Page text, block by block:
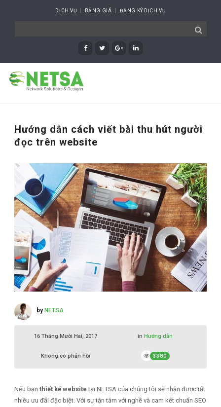
DỊCH VỤ BẢNG GIÁ ĐĂNG KÝ DỊCH VỤ
Hướng dẫn cách viết bài thu hút người
đọc trên website
by NETSA
16 Tháng Mười Hai, 2017 in Hướng dẫn
Không có phản hồi 3380
Nếu bạn thiết kế website tại NETSA của chúng tôi sẽ nhận được rất
nhiều ưu đãi đặc biệt. Với sự tận tâm với nghề và cam kết chuẩn SEO